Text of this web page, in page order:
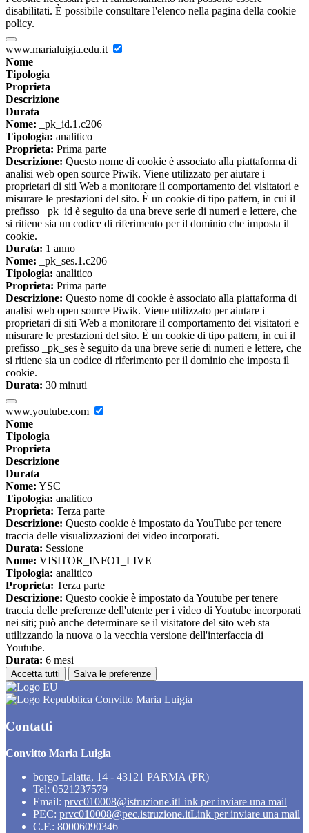
disabilitati. È possibile consultare l'elenco nella pagina della cookie
policy.
www.marialuigia.edu.it
Nome
Tipologia
Proprieta
Descrizione
Durata
Nome: _pk_id.1.c206
Tipologia: analitico
Proprieta: Prima parte
Descrizione: Questo nome di cookie è associato alla piattaforma di
analisi web open source Piwik. Viene utilizzato per aiutare i
proprietari di siti Web a monitorare il comportamento dei visitatori e
misurare le prestazioni del sito. È un cookie di tipo pattern, in cui il
prefisso _pk_id è seguito da una breve serie di numeri e lettere, che
si ritiene sia un codice di riferimento per il dominio che imposta il
cookie.
Durata: 1 anno
Nome: _pk_ses.1.c206
Tipologia: analitico
Proprieta: Prima parte
Descrizione: Questo nome di cookie è associato alla piattaforma di
analisi web open source Piwik. Viene utilizzato per aiutare i
proprietari di siti Web a monitorare il comportamento dei visitatori e
misurare le prestazioni del sito. È un cookie di tipo pattern, in cui il
prefisso _pk_ses è seguito da una breve serie di numeri e lettere, che
si ritiene sia un codice di riferimento per il dominio che imposta il
cookie.
Durata: 30 minuti
www.youtube.com
Nome
Tipologia
Proprieta
Descrizione
Durata
Nome: YSC
Tipologia: analitico
Proprieta: Terza parte
Descrizione: Questo cookie è impostato da YouTube per tenere
traccia delle visualizzazioni dei video incorporati.
Durata: Sessione
Nome: VISITOR_INFO1_LIVE
Tipologia: analitico
Proprieta: Terza parte
Descrizione: Questo cookie è impostato da Youtube per tenere
traccia delle preferenze dell'utente per i video di Youtube incorporati
nei siti; può anche determinare se il visitatore del sito web sta
utilizzando la nuova o la vecchia versione dell'interfaccia di
Youtube.
Durata: 6 mesi
Accetta tutti Salva le preferenze
Convitto Maria Luigia
Contatti
Convitto Maria Luigia
borgo Lalatta, 14 - 43121 PARMA (PR)
Tel: 0521237579
Email: prvc010008@istruzione.itLink per inviare una mail
PEC: prvc010008@pec.istruzione.itLink per inviare una mail
C.F.: 80006090346